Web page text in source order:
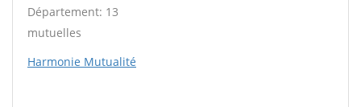
Département: 13
mutuelles
Harmonie Mutualité